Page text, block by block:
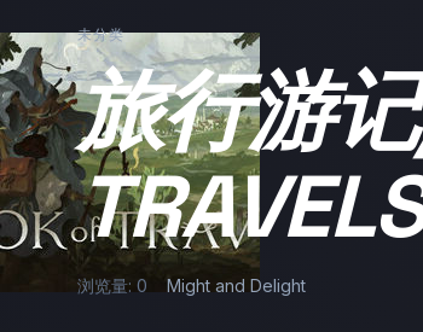
未分类
旅行游
浏览量: 0 Might and Delight